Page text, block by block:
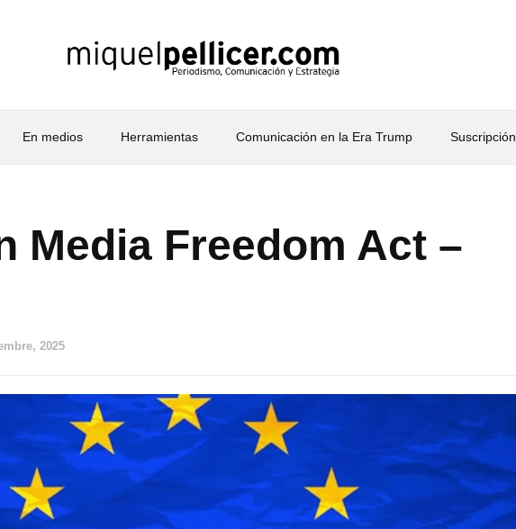
En medios Herramientas Comunicación en la Era Trump Suscripción
Media Freedom Act –
2025